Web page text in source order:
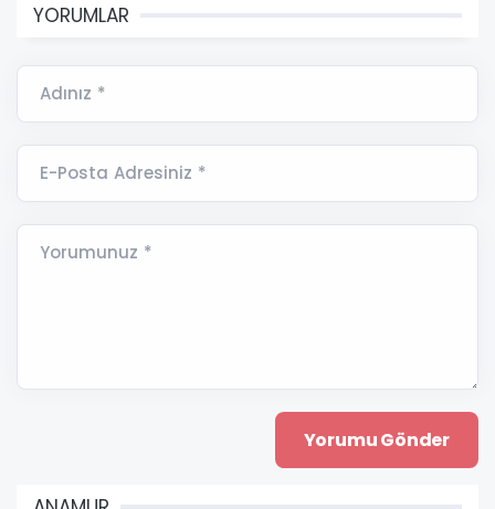
YORUMLAR
Adınız *
E-Posta Adresiniz *
Yorumunuz *